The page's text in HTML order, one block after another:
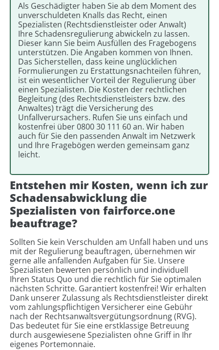
Als Geschädigter haben Sie ab dem Moment des
unverschuldeten Knalls das Recht, einen
Spezialisten (Rechtsdienstleister oder Anwalt)
Ihre Schadensregulierung abwickeln zu lassen.
Dieser kann Sie beim Ausfüllen des Fragebogens
unterstützen. Die Angaben kommen von Ihnen.
Das Sicherstellen, dass keine unglücklichen
Formulierungen zu Erstattungsnachteilen führen,
ist ein wesentlicher Vorteil der Regulierung über
einen Spezialisten. Die Kosten der rechtlichen
Begleitung (des Rechtsdienstleisters bzw. des
Anwaltes) trägt die Versicherung des
Unfallverursachers. Rufen Sie uns einfach und
kostenfrei über 0800 30 111 60 an. Wir haben
auch für Sie den passenden Anwalt im Netzwerk
und Ihre Fragebögen werden gemeinsam ganz
leicht.
Entstehen mir Kosten, wenn ich zur
Schadensabwicklung die
Spezialisten von fairforce.one
beauftrage?
Sollten Sie kein Verschulden am Unfall haben und uns
mit der Regulierung beauftragen, übernehmen wir
gerne alle anfallenden Aufgaben für Sie. Unsere
Spezialisten bewerten persönlich und individuell
Ihren Status Quo und die rechtlich für Sie optimalen
nächsten Schritte. Garantiert kostenfrei! Wir erhalten
Dank unserer Zulassung als Rechtsdienstleister direkt
vom zahlungspflichtigen Versicherer eine Gebühr
nach der Rechtsanwaltsvergütungsordnung (RVG).
Das bedeutet für Sie eine erstklassige Betreuung
durch ausgewiesene Spezialisten ohne Griff in Ihr
eigenes Portemonnaie.